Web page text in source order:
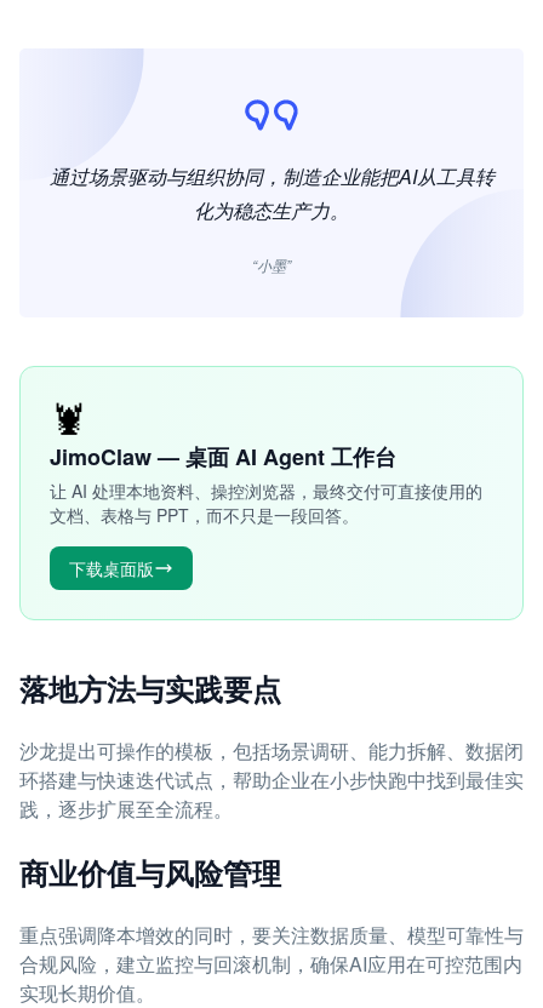
通过场景驱动与组织协同，制造企业能把AI从工具转
化为稳态生产力。
“小墨”
🦞
JimoClaw — 桌面 AI Agent 工作台
让 AI 处理本地资料、操控浏览器，最终交付可直接使用的
文档、表格与 PPT，而不只是一段回答。
下载桌面版
落地方法与实践要点
沙龙提出可操作的模板，包括场景调研、能力拆解、数据闭
环搭建与快速迭代试点，帮助企业在小步快跑中找到最佳实
践，逐步扩展至全流程。
商业价值与风险管理
重点强调降本增效的同时，要关注数据质量、模型可靠性与
合规风险，建立监控与回滚机制，确保AI应用在可控范围内
实现长期价值。